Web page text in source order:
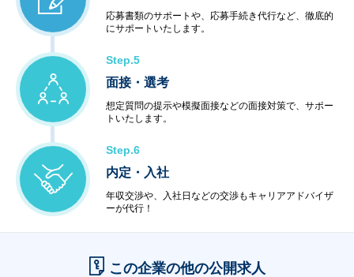
応募書類のサポートや、応募手続き代行など、徹底的
にサポートいたします。
Step.5
面接・選考
想定質問の提示や模擬面接などの面接対策で、サポー
トいたします。
Step.6
内定・入社
年収交渉や、入社日などの交渉もキャリアアドバイザ
ーが代行！
この企業の他の公開求人